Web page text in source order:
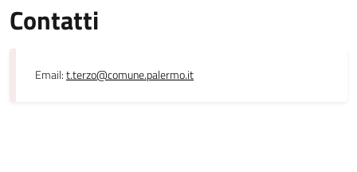
Contatti
Email:t.terzo@comune.palermo.it